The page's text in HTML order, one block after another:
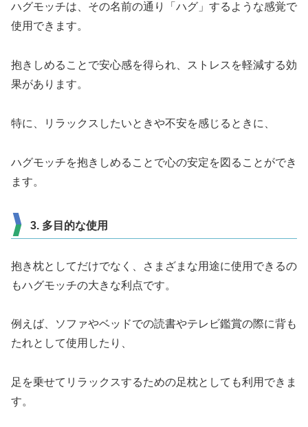
ハグモッチは、その名前の通り「ハグ」するような感覚で
使用できます。
抱きしめることで安心感を得られ、ストレスを軽減する効
果があります。
特に、リラックスしたいときや不安を感じるときに、
ハグモッチを抱きしめることで心の安定を図ることができ
ます。
3. 多目的な使用
抱き枕としてだけでなく、さまざまな用途に使用できるの
もハグモッチの大きな利点です。
例えば、ソファやベッドでの読書やテレビ鑑賞の際に背も
たれとして使用したり、
足を乗せてリラックスするための足枕としても利用できま
す。